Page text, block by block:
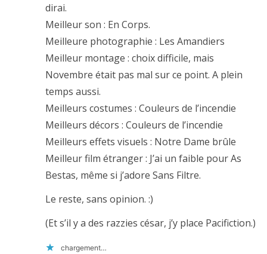
dirai.
Meilleur son : En Corps.
Meilleure photographie : Les Amandiers
Meilleur montage : choix difficile, mais
Novembre était pas mal sur ce point. A plein
temps aussi.
Meilleurs costumes : Couleurs de l’incendie
Meilleurs décors : Couleurs de l’incendie
Meilleurs effets visuels : Notre Dame brûle
Meilleur film étranger : J’ai un faible pour As
Bestas, même si j’adore Sans Filtre.
Le reste, sans opinion. :)
(Et s’il y a des razzies césar, j’y place Pacifiction.)
chargement…